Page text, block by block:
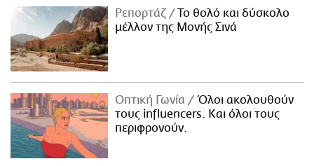
Ρεπορτάζ
Το θολό και δύσκολο
μέλλον της Μονής Σινά
Οπτική Γωνία
Όλοι ακολουθούν
τους influencers. Και όλοι τους
περιφρονούν.